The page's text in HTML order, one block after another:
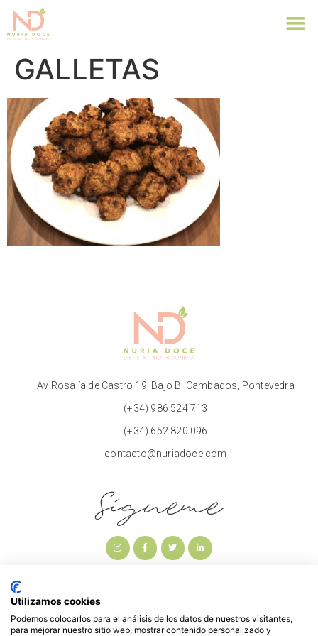
GALLETAS
Av Rosalía de Castro 19, Bajo B, Cambados, Pontevedra
(+34) 986 524 713
(+34) 652 820 096
contacto@nuriadoce.com
Sígueme
Utilizamos cookies
Podemos colocarlos para el análisis de los datos de nuestros visitantes,
para mejorar nuestro sitio web, mostrar contenido personalizado y